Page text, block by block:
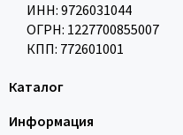
ИНН: 9726031044
ОГРН: 1227700855007
КПП: 772601001
Каталог
Информация